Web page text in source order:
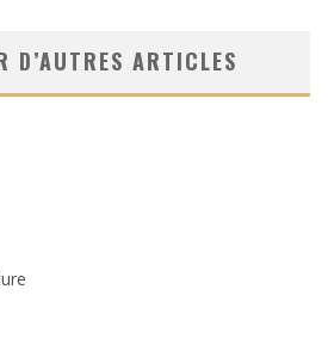
D’AUTRES ARTICLES